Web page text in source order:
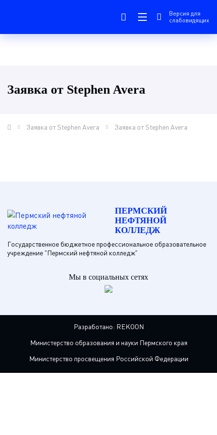
Версия для
слабовидящих
Заявка от Stephen Avera
Заявка от Stephen Avera Заявка от Stephen Avera
ПЕРМСКИЙ
НЕФТЯНОЙ
КОЛЛЕДЖ
Государственное бюджетное профессиональное образовательное
учреждение "Пермский нефтяной колледж"
Мы в социальных сетях
Разработано: REKOON
Министерство образования и науки Пермского края
Министерство просвещения Российской Федерации